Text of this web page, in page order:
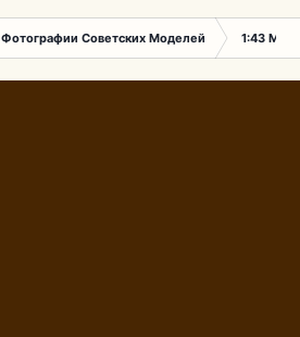
Фотографии Советских Моделей 1:43